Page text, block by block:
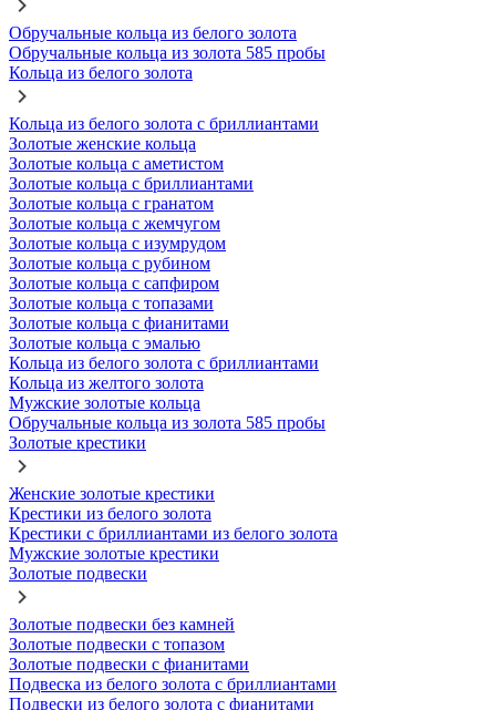
Обручальные кольца из белого золота
Обручальные кольца из золота 585 пробы
Кольца из белого золота
Кольца из белого золота с бриллиантами
Золотые женские кольца
Золотые кольца с аметистом
Золотые кольца с бриллиантами
Золотые кольца с гранатом
Золотые кольца с жемчугом
Золотые кольца с изумрудом
Золотые кольца с рубином
Золотые кольца с сапфиром
Золотые кольца с топазами
Золотые кольца с фианитами
Золотые кольца с эмалью
Кольца из белого золота с бриллиантами
Кольца из желтого золота
Мужские золотые кольца
Обручальные кольца из золота 585 пробы
Золотые крестики
Женские золотые крестики
Крестики из белого золота
Крестики с бриллиантами из белого золота
Мужские золотые крестики
Золотые подвески
Золотые подвески без камней
Золотые подвески с топазом
Золотые подвески с фианитами
Подвеска из белого золота с бриллиантами
Подвески из белого золота с фианитами